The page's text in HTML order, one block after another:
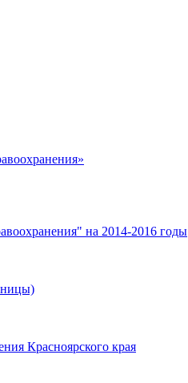
на 2014-2016 годы
Красноярского края